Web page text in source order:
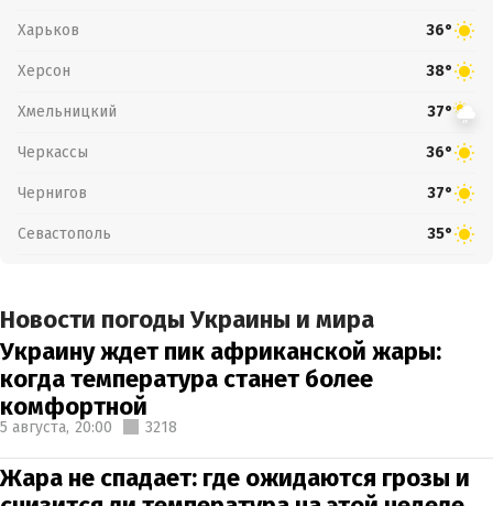
Харьков 36°
Херсон 38°
Хмельницкий 37°
Черкассы 36°
Чернигов 37°
Севастополь 35°
Новости погоды Украины и мира
Украину ждет пик африканской жары:
когда температура станет более
комфортной
5 августа, 20:00 3218
Жара не спадает: где ожидаются грозы и